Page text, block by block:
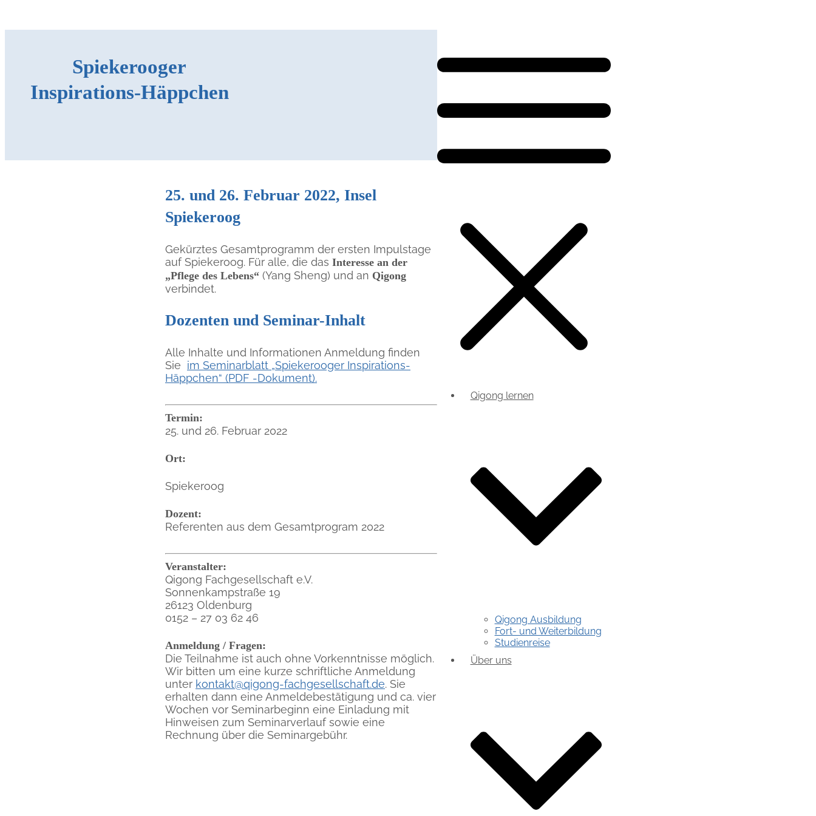
Qigong lernen
Qigong Ausbildung
Fort- und Weiterbildung
Studienreise
Über uns
Spiekerooger
Inspirations-Häppchen
25. und 26. Februar 2022, Insel
Spiekeroog
Gekürztes Gesamtprogramm der ersten Impulstage
auf Spiekeroog. Für alle, die das Interesse an der
„Pflege des Lebens“ (Yang Sheng) und an Qigong
verbindet.
Dozenten und Seminar-Inhalt
Alle Inhalte und Informationen Anmeldung finden
Sie im Seminarblatt „Spiekerooger Inspirations-
Häppchen“ (PDF -Dokument).
Termin:
25. und 26. Februar 2022
Ort:
Spiekeroog
Dozent:
Referenten aus dem Gesamtprogram 2022
Veranstalter:
Qigong Fachgesellschaft e.V.
Sonnenkampstraße 19
26123 Oldenburg
0152 – 27 03 62 46
Anmeldung / Fragen:
Die Teilnahme ist auch ohne Vorkenntnisse möglich.
Wir bitten um eine kurze schriftliche Anmeldung
unter kontakt@qigong-fachgesellschaft.de. Sie
erhalten dann eine Anmeldebestätigung und ca. vier
Wochen vor Seminarbeginn eine Einladung mit
Hinweisen zum Seminarverlauf sowie eine
Rechnung über die Seminargebühr.